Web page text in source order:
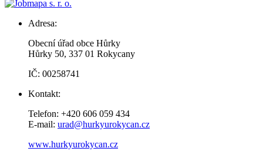
Adresa:
Obecní úřad obce Hůrky
Hůrky 50, 337 01 Rokycany
IČ: 00258741
Kontakt:
Telefon: +420 606 059 434
E-mail: urad@hurkyurokycan.cz
www.hurkyurokycan.cz